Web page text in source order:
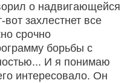
о надвигающейся
захлестнет все
срочно
борьбы с
И я понимаю
интересовало. Он